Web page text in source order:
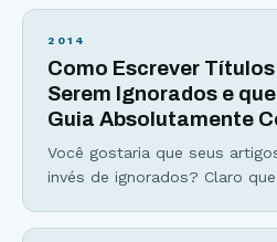
já estive do outro lado da
Após indicar produtos
2014
Como Escrever
Serem Ignorados e
Guia Absolutamente
Você gostaria que seus
invés de ignorados? Claro
necessário para escrever o